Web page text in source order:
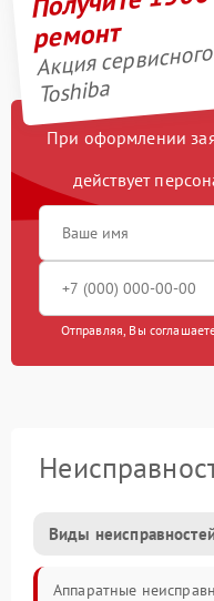
ремонт
Акция
Toshiba
При оформлении
действует
Отправляя, Вы
Виды
Аппаратные